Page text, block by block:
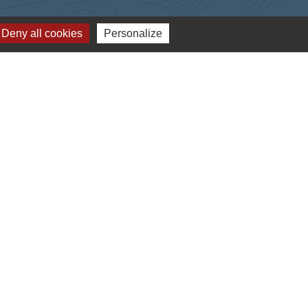
Deny all cookies Personalize